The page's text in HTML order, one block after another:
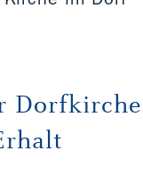
Dorfkirche